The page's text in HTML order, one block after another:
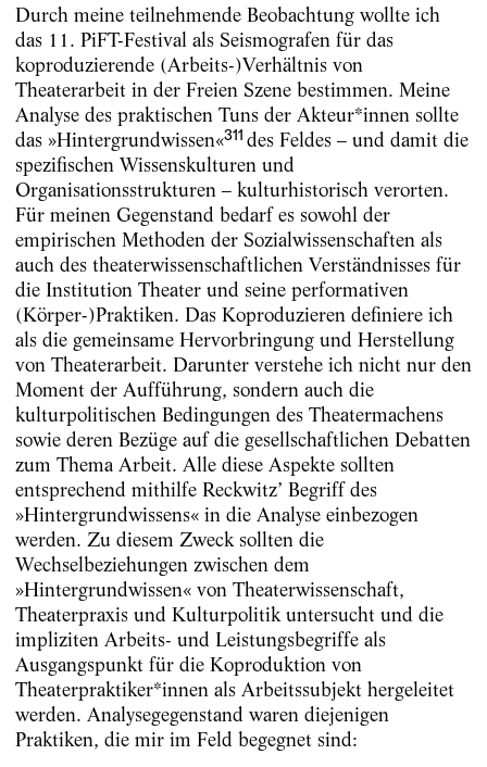
Durch meine teilnehmende Beobachtung wollte ich
das 11. PiFT-Festival als Seismografen für das
koproduzierende (Arbeits-)Verhältnis von
Theaterarbeit in der Freien Szene bestimmen. Meine
Analyse des praktischen Tuns der Akteur*innen sollte
das »Hintergrundwissen«311 des Feldes – und damit die
spezifischen Wissenskulturen und
Organisationsstrukturen – kulturhistorisch verorten.
Für meinen Gegenstand bedarf es sowohl der
empirischen Methoden der Sozialwissenschaften als
auch des theaterwissenschaftlichen Verständnisses für
die Institution Theater und seine performativen
(Körper-)Praktiken. Das Koproduzieren definiere ich
als die gemeinsame Hervorbringung und Herstellung
von Theaterarbeit. Darunter verstehe ich nicht nur den
Moment der Aufführung, sondern auch die
kulturpolitischen Bedingungen des Theatermachens
sowie deren Bezüge auf die gesellschaftlichen Debatten
zum Thema Arbeit. Alle diese Aspekte sollten
entsprechend mithilfe Reckwitz’ Begriff des
»Hintergrundwissens« in die Analyse einbezogen
werden. Zu diesem Zweck sollten die
Wechselbeziehungen zwischen dem
»Hintergrundwissen« von Theaterwissenschaft,
Theaterpraxis und Kulturpolitik untersucht und die
impliziten Arbeits- und Leistungsbegriffe als
Ausgangspunkt für die Koproduktion von
Theaterpraktiker*innen als Arbeitssubjekt hergeleitet
werden. Analysegegenstand waren diejenigen
Praktiken, die mir im Feld begegnet sind: